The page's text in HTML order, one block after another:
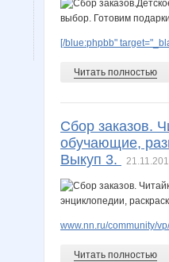
mary_ionova
tamerlan135757 tigri
[/blue:phpbb"
Читать полностью
Сбор заказов.
обучающие,
Выкуп 3.
www.nn.ru/community/
Читать полностью